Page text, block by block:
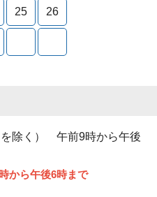
25 26
を除く） 午前9時から午後
から午後6時まで